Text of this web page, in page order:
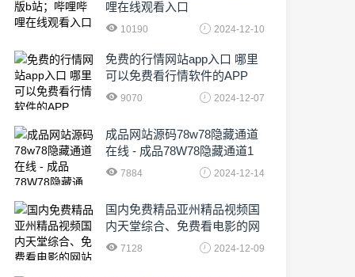
哩在线观看入口
10190 2024-12-10
免费的行情网站app入口 哪里
可以免费看行情软件的APP
9070 2024-12-07
成品网站源码78w78隐藏通道
在线 - 成品78W78隐藏通道1
农业数字化,为乡村振兴注入新
7884 2024-12-14
国内免费精品亚州精品视频国
内天堂综合、免费看电影的网
站有哪些啊
7128 2024-12-09